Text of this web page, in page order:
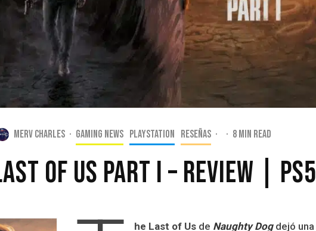
Merv Charles · Gaming news PlayStation Reseñas · · 8 min read
of Us Part I – Review | PS5
he Last of Usde Naughty Dogdejó una